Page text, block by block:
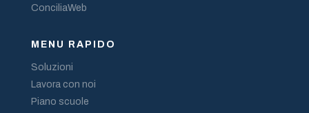
ConciliaWeb
MENU RAPIDO
Soluzioni
Lavora con noi
Piano scuole